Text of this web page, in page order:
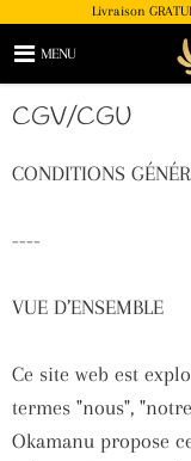
Livraison
MENU
CGV/CGU
CONDITIONS
----
VUE D’ENSEMBLE
Ce site web est
termes "nous",
Okamanu propose